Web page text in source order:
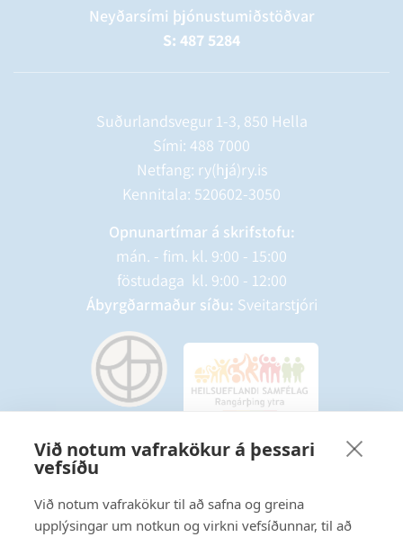
Við notum vafrakökur á þessari
vefsíðu
Við notum vafrakökur til að safna og greina
upplýsingar um notkun og virkni vefsíðunnar, til að
Neyðarsími þjónustumiðstöðvar
S: 487 5284
Suðurlandsvegur 1-3, 850 Hella
Sími: 488 7000
Netfang: ry(hjá)ry.is
Kennitala: 520602-3050
Opnunartímar á skrifstofu:
mán. - fim. kl. 9:00 - 15:00
föstudaga kl. 9:00 - 12:00
Ábyrgðarmaður síðu: Sveitarstjóri
Starfsmannavefur
Hafðu samband